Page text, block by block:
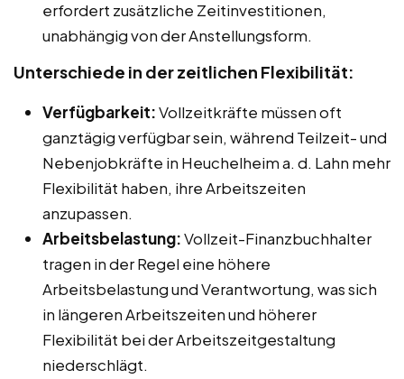
erfordert zusätzliche Zeitinvestitionen,
unabhängig von der Anstellungsform.
Unterschiede in der zeitlichen Flexibilität:
Verfügbarkeit:Vollzeitkräfte müssen oft
ganztägig verfügbar sein, während Teilzeit- und
Nebenjobkräfte in Heuchelheim a. d. Lahn mehr
Flexibilität haben, ihre Arbeitszeiten
anzupassen.
Arbeitsbelastung:Vollzeit-Finanzbuchhalter
tragen in der Regel eine höhere
Arbeitsbelastung und Verantwortung, was sich
in längeren Arbeitszeiten und höherer
Flexibilität bei der Arbeitszeitgestaltung
niederschlägt.